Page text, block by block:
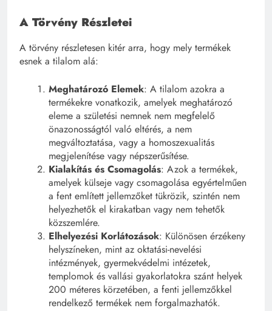
A Törvény Részletei
A törvény részletesen kitér arra, hogy mely termékek
esnek a tilalom alá:
Meghatározó Elemek: A tilalom azokra a
termékekre vonatkozik, amelyek meghatározó
eleme a születési nemnek nem megfelelő
önazonosságtól való eltérés, a nem
megváltoztatása, vagy a homoszexualitás
megjelenítése vagy népszerűsítése.
Kialakítás és Csomagolás: Azok a termékek,
amelyek külseje vagy csomagolása egyértelműen
a fent említett jellemzőket tükrözik, szintén nem
helyezhetők el kirakatban vagy nem tehetők
közszemlére.
Elhelyezési Korlátozások: Különösen érzékeny
helyszíneken, mint az oktatási-nevelési
intézmények, gyermekvédelmi intézetek,
templomok és vallási gyakorlatokra szánt helyek
200 méteres körzetében, a fenti jellemzőkkel
rendelkező termékek nem forgalmazhatók.